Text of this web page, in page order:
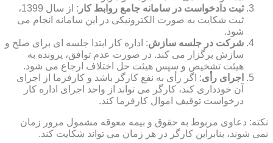
ثبت دادخواست در سامانه جامع روابط کار
: از سال 1399،
ثبت شکایت به صورت الکترونیکی در این سامانه انجام می
شود.
شرکت در جلسه سازش: اداره کار ابتدا جلسه ای برای صلح و
سازش برگزار می کند. در صورت عدم توافق، پرونده به
هیئت تشخیص و سپس هیئت حل اختلاف ارجاع می شود.
اجرای رأی: اگر رأی به نفع کارگر باشد و کارفرما از اجرای
آن خودداری کند، کارگر می تواند از واحد اجرای اداره کار
درخواست توقیف اموال کارفرما کند.
نکته: دعاوی مربوط به حقوق و بیمه معوقه مشمول مرور زمان
نمی شوند، بنابراین کارگر در هر زمان می تواند شکایت کند.